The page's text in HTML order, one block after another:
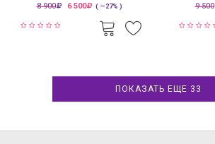
8 900 6 500 ( —27% ) 9 500
ПОКАЗАТЬ ЕЩЕ 33